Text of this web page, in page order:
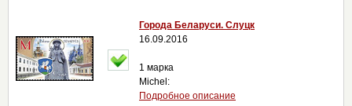
Города Беларуси. Слуцк
16.09.2016
1 марка
Michel:
Подробное описание